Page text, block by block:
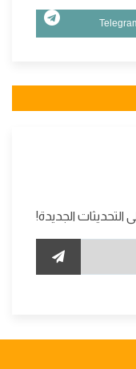
التحديثات الجديدة!